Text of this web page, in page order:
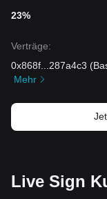
23%
Verträge:
0x868f
287a4c3 (
Mehr
Live Sign